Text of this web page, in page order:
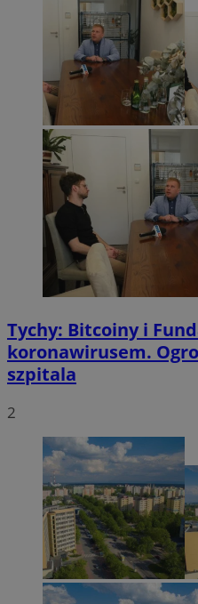
Tychy: Bitcoiny i
koronawirusem.
szpitala
2